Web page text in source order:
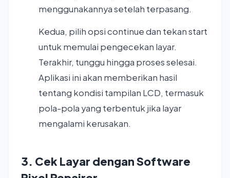
menggunakannya setelah terpasang.
Kedua, pilih opsi continue dan tekan start
untuk memulai pengecekan layar.
Terakhir, tunggu hingga proses selesai.
Aplikasi ini akan memberikan hasil
tentang kondisi tampilan LCD, termasuk
pola-pola yang terbentuk jika layar
mengalami kerusakan.
3. Cek Layar dengan Software